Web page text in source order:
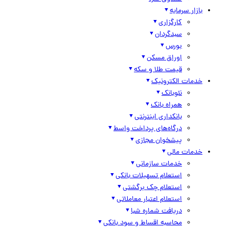
بازار سرمایه
کارگزاری
سبدگردان
بورس
اوراق مسکن
قیمت طلا و سکه
خدمات الکترونیک
نئوبانک
همراه بانک
بانکداری اینترنتی
درگاه‌های پرداخت واسط
پیشخوان مجازی
خدمات مالی
خدمات سازمانی
استعلام تسهیلات بانکی
استعلام چک برگشتی
استعلام اعتبار معاملاتی
دریافت شماره شبا
محاسبه اقساط و سود بانکی